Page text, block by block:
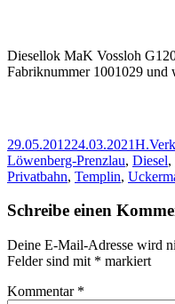
Diesellok MaK Vossloh
Fabriknummer 1001029 und
Veröffentlicht
am
29.05.201224.03.2021Autor
H.
Löwenberg-Prenzlau, Diesel,
Privatbahn, Templin,
Schreibe einen
Deine E-Mail-Adresse wird
Felder sind mit * markiert
Kommentar *